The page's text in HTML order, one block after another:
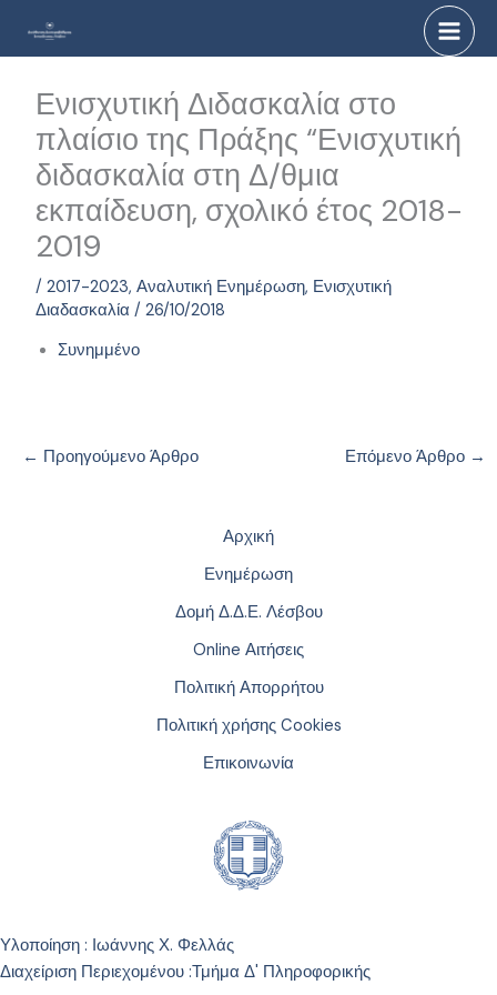
Ενισχυτική Διδασκαλία στο
πλαίσιο της Πράξης “Ενισχυτική
διδασκαλία στη Δ/θμια
εκπαίδευση, σχολικό έτος 2018-
2019
/2017-2023,Αναλυτική Ενημέρωση, Ενισχυτική
Διαδασκαλία /26/10/2018
Συνημμένο
← Προηγούμενο Άρθρο Επόμενο Άρθρο →
Αρχική
Ενημέρωση
Δομή Δ.Δ.Ε. Λέσβου
Online Αιτήσεις
Πολιτική Απορρήτου
Πολιτική χρήσης Cookies
Επικοινωνία
Υλοποίηση : Ιωάννης Χ. Φελλάς
Διαχείριση Περιεχομένου :Τμήμα Δ' Πληροφορικής